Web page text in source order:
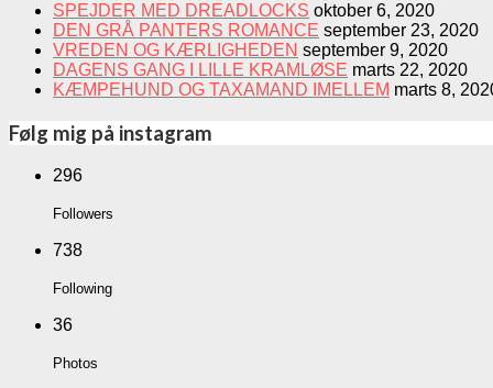
SPEJDER MED DREADLOCKS oktober 6, 2020
DEN GRÅ PANTERS ROMANCE september 23, 2020
VREDEN OG KÆRLIGHEDEN september 9, 2020
DAGENS GANG I LILLE KRAMLØSE marts 22, 2020
KÆMPEHUND OG TAXAMAND IMELLEM marts 8,
Følg mig på instagram
296
Followers
738
Following
36
Photos